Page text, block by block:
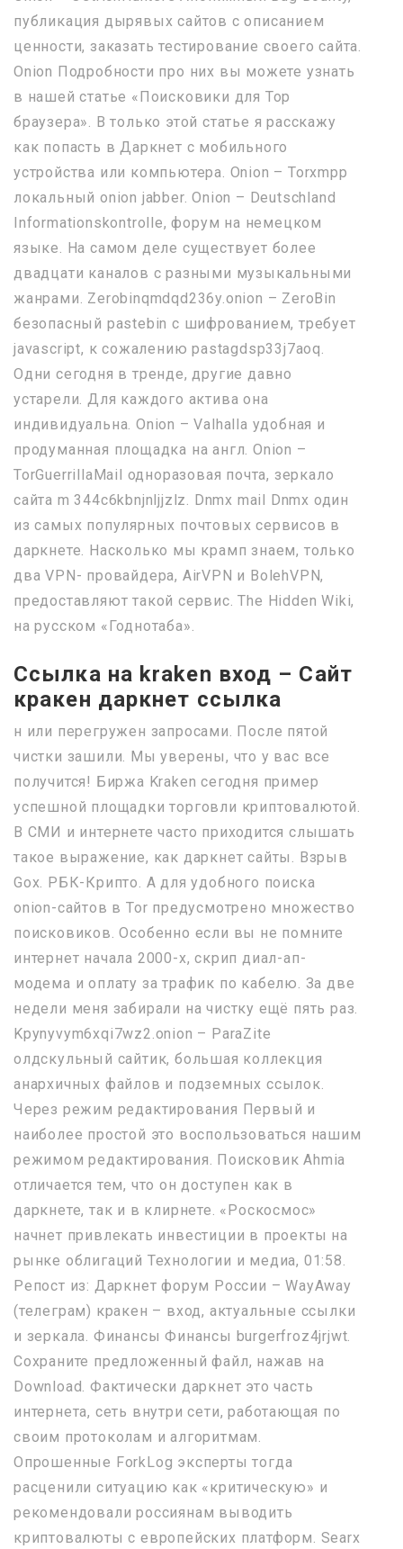
публикация дырявых сайтов с описанием
ценности, заказать тестирование своего сайта.
Onion Подробности про них вы можете узнать
в нашей статье «Поисковики для Тор
браузера». В только этой статье я расскажу
как попасть в Даркнет с мобильного
устройства или компьютера. Onion – Torxmpp
локальный onion jabber. Onion – Deutschland
Informationskontrolle, форум на немецком
языке. На самом деле существует более
двадцати каналов с разными музыкальными
жанрами. Zerobinqmdqd236y.onion – ZeroBin
безопасный pastebin с шифрованием, требует
javascript, к сожалению pastagdsp33j7aoq.
Одни сегодня в тренде, другие давно
устарели. Для каждого актива она
индивидуальна. Onion – Valhalla удобная и
продуманная площадка на англ. Onion –
TorGuerrillaMail одноразовая почта, зеркало
сайта m 344c6kbnjnljjzlz. Dnmx mail Dnmx один
из самых популярных почтовых сервисов в
даркнете. Насколько мы крамп знаем, только
два VPN- провайдера, AirVPN и BolehVPN,
предоставляют такой сервис. The Hidden Wiki,
на русском «Годнотаба».
Ссылка на kraken вход – Сайт
кракен даркнет ссылка
н или перегружен запросами. После пятой
чистки зашили. Мы уверены, что у вас все
получится! Биржа Kraken сегодня пример
успешной площадки торговли криптовалютой.
В СМИ и интернете часто приходится слышать
такое выражение, как даркнет сайты. Взрыв
Gox. РБК-Крипто. А для удобного поиска
onion-сайтов в Tor предусмотрено множество
поисковиков. Особенно если вы не помните
интернет начала 2000-х, скрип диал-ап-
модема и оплату за трафик по кабелю. За две
недели меня забирали на чистку ещё пять раз.
Kpynyvym6xqi7wz2.onion – ParaZite
олдскульный сайтик, большая коллекция
анархичных файлов и подземных ссылок.
Через режим редактирования Первый и
наиболее простой это воспользоваться нашим
режимом редактирования. Поисковик Ahmia
отличается тем, что он доступен как в
даркнете, так и в клирнете. «Роскосмос»
начнет привлекать инвестиции в проекты на
рынке облигаций Технологии и медиа, 01:58.
Репост из: Даркнет форум России – WayAway
(телеграм) кракен – вход, актуальные ссылки
и зеркала. Финансы Финансы burgerfroz4jrjwt.
Сохраните предложенный файл, нажав на
Download. Фактически даркнет это часть
интернета, сеть внутри сети, работающая по
своим протоколам и алгоритмам.
Опрошенные ForkLog эксперты тогда
расценили ситуацию как «критическую» и
рекомендовали россиянам выводить
криптовалюты с европейских платформ. Searx